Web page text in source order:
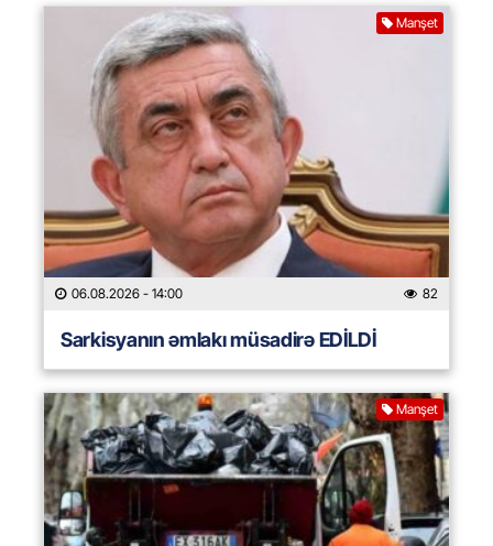
Manşet
06.08.2026 - 14:00 82
Sarkisyanın əmlakı müsadirə EDİLDİ
Manşet